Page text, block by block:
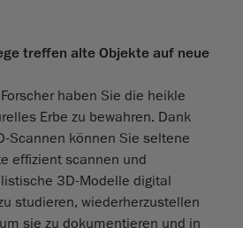
treffen alte Objekte auf neue
haben Sie die heikle
Erbe zu bewahren. Dank
Scannen können Sie seltene
effizient scannen und
3D-Modelle digital
studieren, wiederherzustellen
sie zu dokumentieren und in